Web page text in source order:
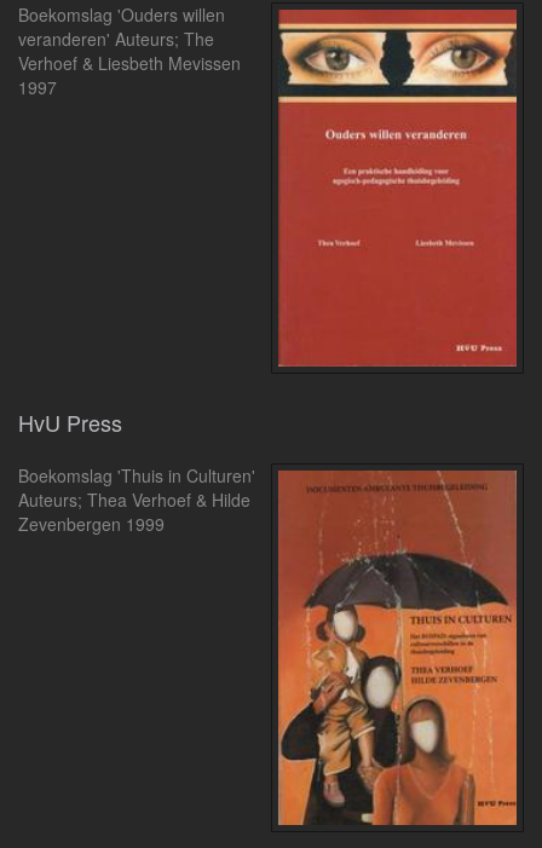
Boekomslag 'Ouders willen
veranderen' Auteurs; The
Verhoef & Liesbeth Mevissen
1997
HvU Press
Boekomslag 'Thuis in Culturen'
Auteurs; Thea Verhoef & Hilde
Zevenbergen 1999